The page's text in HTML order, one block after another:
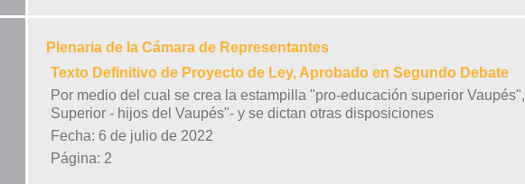
Plenaria de la Cámara de Representantes
Texto Definitivo de Proyecto de Ley, Aprobado en Segundo Debate
Por medio del cual se crea la estampilla "pro-educación superior
Superior - hijos del Vaupés"- y se dictan otras disposiciones
Fecha: 6 de julio de 2022
Página: 2